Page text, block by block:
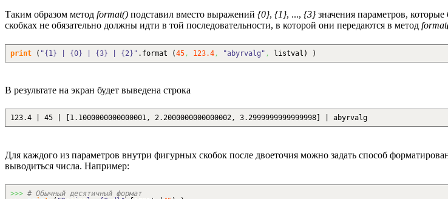
Таким образом метод format() подставил вместо выражений {0}, {1}, ..., {3}значения параметров,
скобках не обязательно должны идти в той последовательности, в которой они передаются в метод
print ( "{1} | {0} | {3} | {2}" . format (45 , 123.4 , "abyrvalg" , listval ) )
В результате на экран будет выведена строка
123.4 | 45 | [1.1000000000000001, 2.2000000000000002, 3.2999999999999998] | abyrvalg
Для каждого из параметров внутри фигурных скобок после двоеточия можно задать способ
выводиться числа. Например:
>>> # Обычный десятичный формат